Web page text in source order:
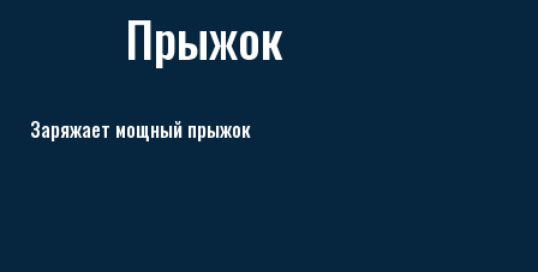
Прыжок
Заряжает мощный прыжок